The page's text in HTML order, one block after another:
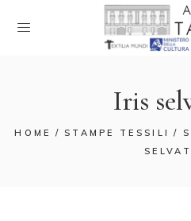
Iris
HOME STAMPE TESSILI